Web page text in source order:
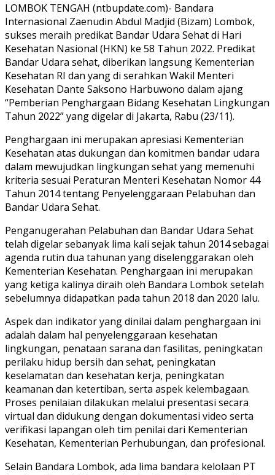
LOMBOK TENGAH (ntbupdate.com)- Bandara
Internasional Zaenudin Abdul Madjid (Bizam) Lombok,
sukses meraih predikat Bandar Udara Sehat di Hari
Kesehatan Nasional (HKN) ke 58 Tahun 2022. Predikat
Bandar Udara sehat, diberikan langsung Kementerian
Kesehatan RI dan yang di serahkan Wakil Menteri
Kesehatan Dante Saksono Harbuwono dalam ajang
“Pemberian Penghargaan Bidang Kesehatan Lingkungan
Tahun 2022” yang digelar di Jakarta, Rabu (23/11).
Penghargaan ini merupakan apresiasi Kementerian
Kesehatan atas dukungan dan komitmen bandar udara
dalam mewujudkan lingkungan sehat yang memenuhi
kriteria sesuai Peraturan Menteri Kesehatan Nomor 44
Tahun 2014 tentang Penyelenggaraan Pelabuhan dan
Bandar Udara Sehat.
Penganugerahan Pelabuhan dan Bandar Udara Sehat
telah digelar sebanyak lima kali sejak tahun 2014 sebagai
agenda rutin dua tahunan yang diselenggarakan oleh
Kementerian Kesehatan. Penghargaan ini merupakan
yang ketiga kalinya diraih oleh Bandara Lombok setelah
sebelumnya didapatkan pada tahun 2018 dan 2020 lalu.
Aspek dan indikator yang dinilai dalam penghargaan ini
adalah dalam hal penyelenggaraan kesehatan
lingkungan, penataan sarana dan fasilitas, peningkatan
perilaku hidup bersih dan sehat, peningkatan
keselamatan dan kesehatan kerja, peningkatan
keamanan dan ketertiban, serta aspek kelembagaan.
Proses penilaian dilakukan melalui presentasi secara
virtual dan didukung dengan dokumentasi video serta
verifikasi lapangan oleh tim penilai dari Kementerian
Kesehatan, Kementerian Perhubungan, dan profesional.
Selain Bandara Lombok, ada lima bandara kelolaan PT